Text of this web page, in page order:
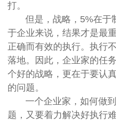
打。
但是，战略， 5%在于
于企业来说，结果才是最
正确而有效的执行。执行
落地。因此，企业家的任
个好的战略，更在于要认
的问题。
一个企业家，如何做到
题，又要着力解决好执行